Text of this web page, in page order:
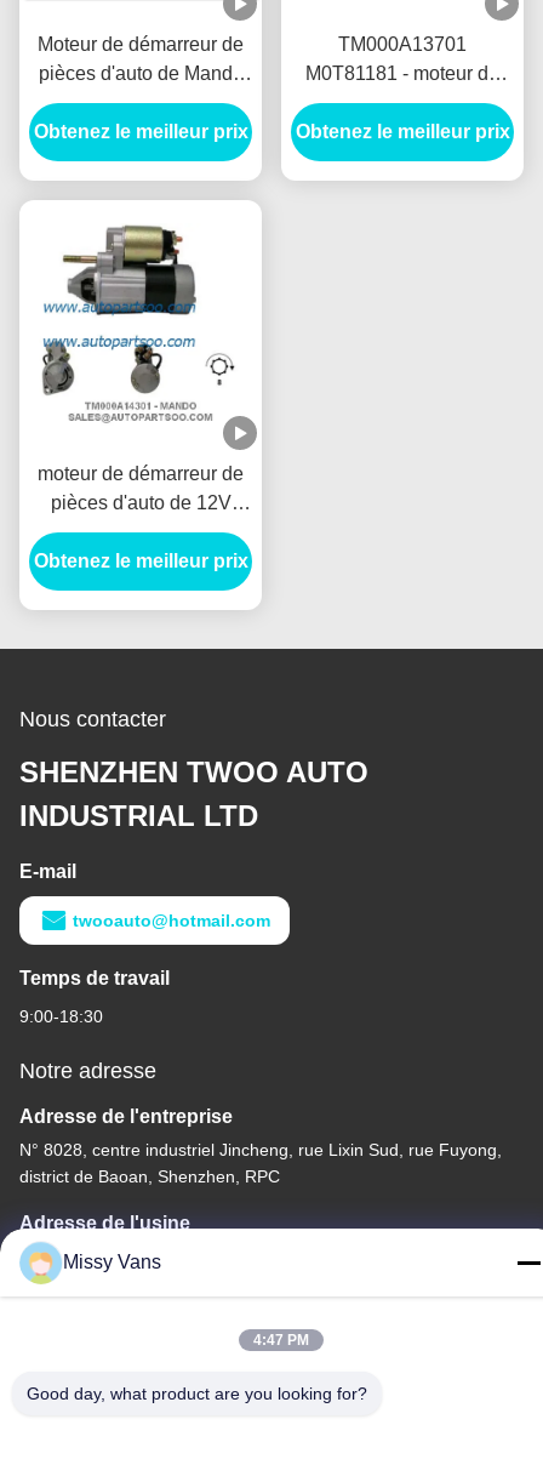
Moteur de démarreur de
pièces d'auto de Mando
12V 1.2KW 8T Motores
De Arranque
Obtenez le meilleur prix
TM000A13701
M0T81181 - moteur de
démarreur de MANDO
12V 1.2KW 8T
MOTORES DE
Obtenez le meilleur prix
moteur de démarreur de
pièces d'auto de 12V
1.2KW, démarreur de
voiture électrique de 8T
Anlasser
Obtenez le meilleur prix
Nous contacter
SHENZHEN TWOO AUTO
INDUSTRIAL LTD
E-mail
twooauto@hotmail.com
Temps de travail
9:00-18:30
Notre adresse
Adresse de l'entreprise
N° 8028, centre industriel Jincheng, rue Lixin Sud, rue Fuyong,
district de Baoan, Shenzhen, RPC
Adresse de l'usine
No. 1010, Qiaohe du sud Rd, Qiaotou, Fuyong, secteur de
Bao'an, Shenzhen, RPC
Missy Vans
4:47 PM
Good day, what product are you looking for?